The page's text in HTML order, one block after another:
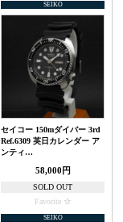
SEIKO
セイコー 150mダイバー 3rd
Ref.6309 英日カレンダー ア
ンティ…
58,000円
SOLD OUT
Favorite
SEIKO